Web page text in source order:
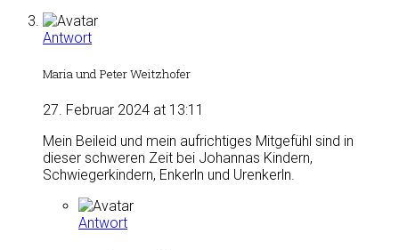
Antwort
Maria und Peter Weitzhofer
27. Februar 2024 at 13:11
Mein Beileid und mein aufrichtiges Mitgefühl sind in
dieser schweren Zeit bei Johannas Kindern,
Schwiegerkindern, Enkerln und Urenkerln.
Antwort